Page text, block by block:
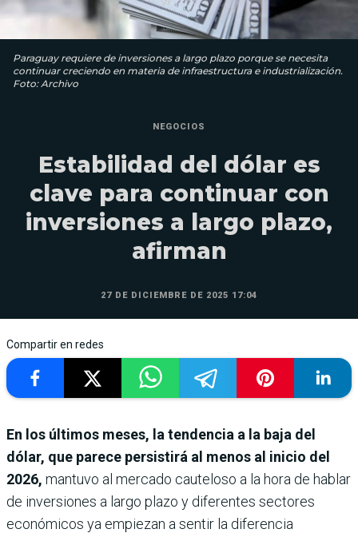
Paraguay requiere de inversiones a largo plazo porque se necesita
continuar creciendo en materia de infraestructura e industrialización.
Foto: Archivo
NEGOCIOS
Estabilidad del dólar es
clave para continuar con
inversiones a largo plazo,
afirman
27 DE DICIEMBRE DE 2025 17:04
Compartir en redes
En los últimos meses, la tendencia a la baja del
dólar, que parece persistirá al menos al inicio del
2026, mantuvo al mercado cauteloso a la hora de hablar
de inversiones a largo plazo y diferentes sectores
económicos ya empiezan a sentir la diferencia